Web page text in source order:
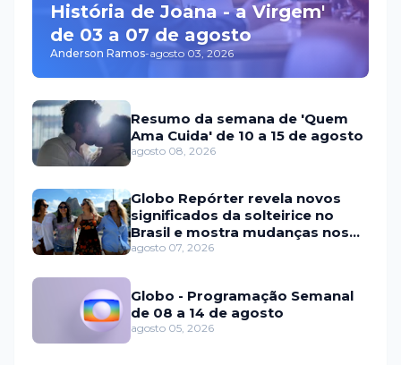
História de Joana - a Virgem'
de 03 a 07 de agosto
Anderson Ramos-agosto 03, 2026
Resumo da semana de 'Quem
Ama Cuida' de 10 a 15 de agosto
agosto 08, 2026
Globo Repórter revela novos
significados da solteirice no
Brasil e mostra mudanças nos
relacionamentos
agosto 07, 2026
Globo - Programação Semanal
de 08 a 14 de agosto
agosto 05, 2026